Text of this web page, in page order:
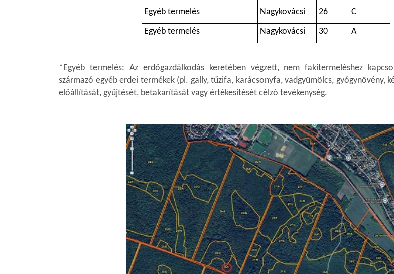
Egyéb termelés Nagykovácsi 26 C
Egyéb termelés Nagykovácsi 30 A
*Egyéb termelés: Az erdőgazdálkodás keretében végzett, nem fakitermeléshez
származó egyéb erdei termékek (pl. gally, tűzifa, karácsonyfa, vadgyümölcs, gyógynövény,
előállítását, gyűjtését, betakarítását vagy értékesítését célzó tevékenység.